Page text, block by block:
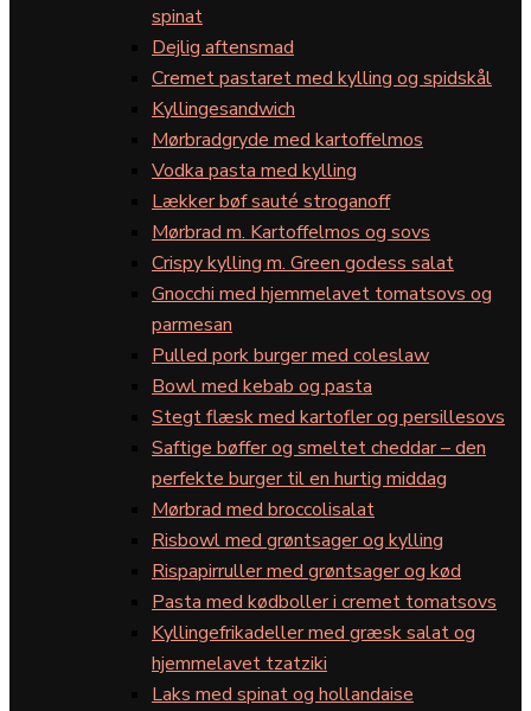
spinat
Dejlig aftensmad
Cremet pastaret med kylling og spidskål
Kyllingesandwich
Mørbradgryde med kartoffelmos
Vodka pasta med kylling
Lækker bøf sauté stroganoff
Mørbrad m. Kartoffelmos og sovs
Crispy kylling m. Green godess salat
Gnocchi med hjemmelavet tomatsovs og
parmesan
Pulled pork burger med coleslaw
Bowl med kebab og pasta
Stegt flæsk med kartofler og persillesovs
Saftige bøffer og smeltet cheddar – den
perfekte burger til en hurtig middag
Mørbrad med broccolisalat
Risbowl med grøntsager og kylling
Rispapirruller med grøntsager og kød
Pasta med kødboller i cremet tomatsovs
Kyllingefrikadeller med græsk salat og
hjemmelavet tzatziki
Laks med spinat og hollandaise